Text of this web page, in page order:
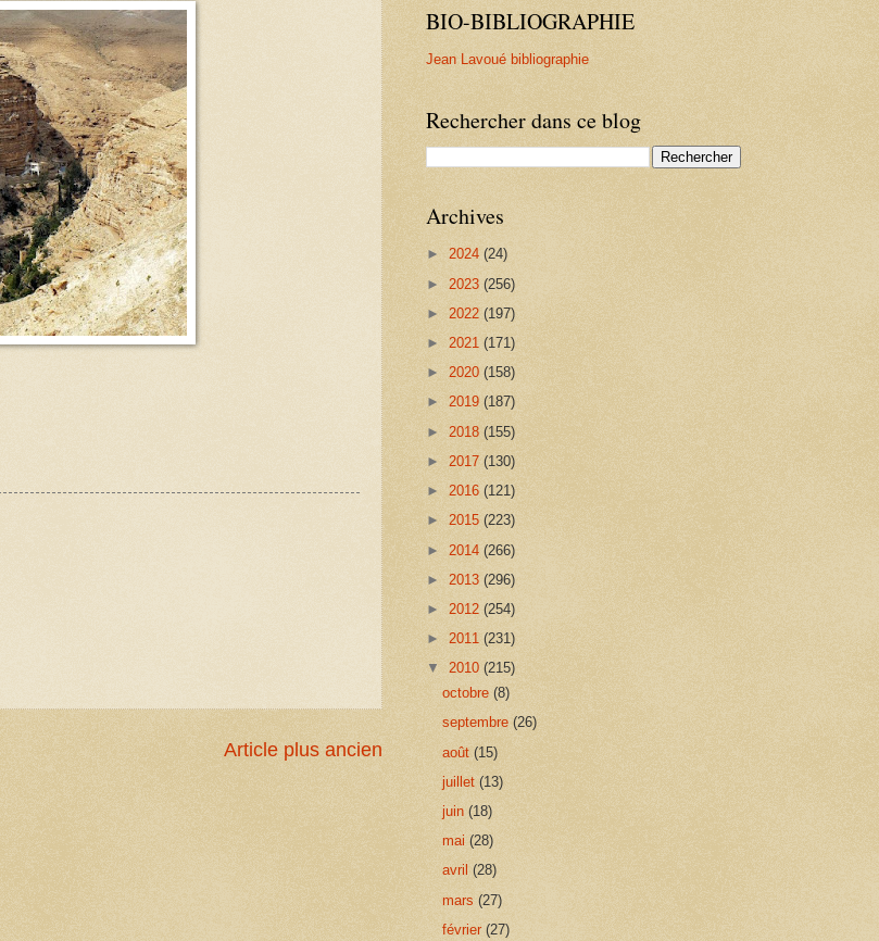
Article plus ancien
BIO-BIBLIOGRAPHIE
Jean Lavoué bibliographie
Rechercher dans ce blog
Archives
► 2024 (24)
► 2023 (256)
► 2022 (197)
► 2021 (171)
► 2020 (158)
► 2019 (187)
► 2018 (155)
► 2017 (130)
► 2016 (121)
► 2015 (223)
► 2014 (266)
► 2013 (296)
► 2012 (254)
► 2011 (231)
▼ 2010 (215)
octobre(8)
septembre(26)
août(15)
juillet(13)
juin(18)
mai(28)
avril(28)
mars(27)
février(27)